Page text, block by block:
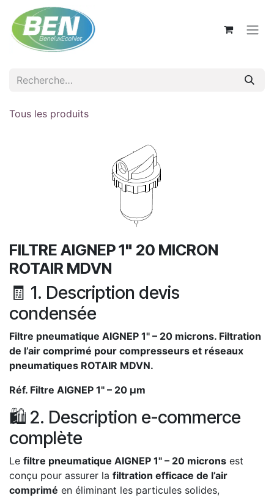
Se rendre au contenu
Tous les produits
FILTRE AIGNEP 1" 20 MICRON
ROTAIR MDVN
🧾 1. Description devis
condensée
Filtre pneumatique AIGNEP 1" – 20 microns. Filtration
de l’air comprimé pour compresseurs et réseaux
pneumatiques ROTAIR MDVN.
Réf. Filtre AIGNEP 1" – 20 µm
🛍️ 2. Description e-commerce
complète
Le filtre pneumatique AIGNEP 1" – 20 microns est
conçu pour assurer la filtration efficace de l’air
comprimé en éliminant les particules solides,